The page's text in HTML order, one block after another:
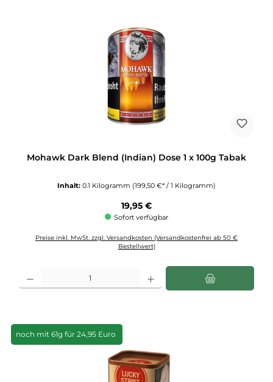
Mohawk Dark Blend (Indian) Dose 1 x 100g Tabak
Inhalt: 0.1 Kilogramm (199,50 €* / 1 Kilogramm)
Regulärer Preis:
19,95 €
Sofort verfügbar
Preise inkl. MwSt. zzgl. Versandkosten (Versandkostenfrei ab 50 €
Bestellwert)
noch mit 61g für 24,95 Euro